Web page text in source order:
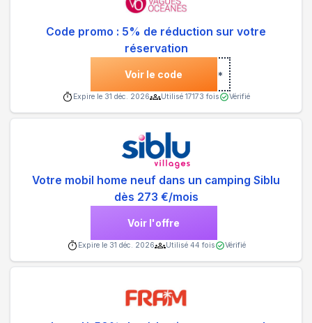
Code promo : 5% de réduction sur votre
réservation
Voir le code ***
Expire le 31 déc. 2026 Utilisé 17173 fois Vérifié
Votre mobil home neuf dans un camping Siblu
dès 273 €/mois
Voir l'offre
Expire le 31 déc. 2026 Utilisé 44 fois Vérifié